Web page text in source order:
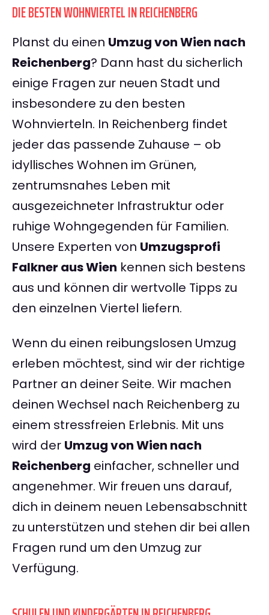
DIE BESTEN WOHNVIERTEL IN REICHENBERG
Planst du einen Umzug von Wien nach
Reichenberg? Dann hast du sicherlich
einige Fragen zur neuen Stadt und
insbesondere zu den besten
Wohnvierteln. In Reichenberg findet
jeder das passende Zuhause – ob
idyllisches Wohnen im Grünen,
zentrumsnahes Leben mit
ausgezeichneter Infrastruktur oder
ruhige Wohngegenden für Familien.
Unsere Experten von Umzugsprofi
Falkner aus Wien kennen sich bestens
aus und können dir wertvolle Tipps zu
den einzelnen Viertel liefern.
Wenn du einen reibungslosen Umzug
erleben möchtest, sind wir der richtige
Partner an deiner Seite. Wir machen
deinen Wechsel nach Reichenberg zu
einem stressfreien Erlebnis. Mit uns
wird der Umzug von Wien nach
Reichenberg einfacher, schneller und
angenehmer. Wir freuen uns darauf,
dich in deinem neuen Lebensabschnitt
zu unterstützen und stehen dir bei allen
Fragen rund um den Umzug zur
Verfügung.